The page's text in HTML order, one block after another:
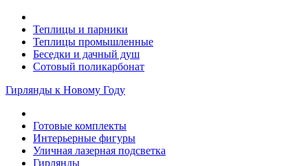
Теплицы и парники
Теплицы промышленные
Беседки и дачный душ
Сотовый поликарбонат
Гирлянды к Новому Году
Готовые комплекты
Интерьерные фигуры
Уличная лазерная подсветка
Гирлянды